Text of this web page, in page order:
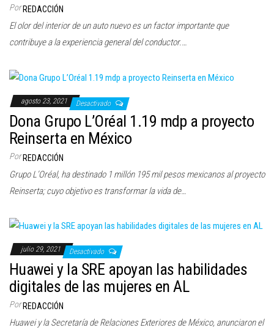
Por REDACCIÓN
El olor del interior de un auto nuevo es un factor importante que
contribuye a la experiencia general del conductor.…
agosto 23, 2021 Desactivado
Dona Grupo L’Oréal 1.19 mdp a proyecto
Reinserta en México
Por REDACCIÓN
Grupo L’Oréal, ha destinado 1 millón 195 mil pesos mexicanos al proyecto
Reinserta; cuyo objetivo es transformar la vida de…
julio 29, 2021 Desactivado
Huawei y la SRE apoyan las habilidades
digitales de las mujeres en AL
Por REDACCIÓN
Huawei y la Secretaría de Relaciones Exteriores de México, anunciaron el